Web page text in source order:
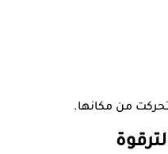
من مكانها.